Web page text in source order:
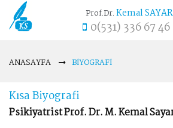
Prof.Dr.Kemal SAYAR
0(531) 336 67 46
ANASAYFA BIYOGRAFI
Kısa Biyografi
Psikiyatrist Prof. Dr. M. Kemal